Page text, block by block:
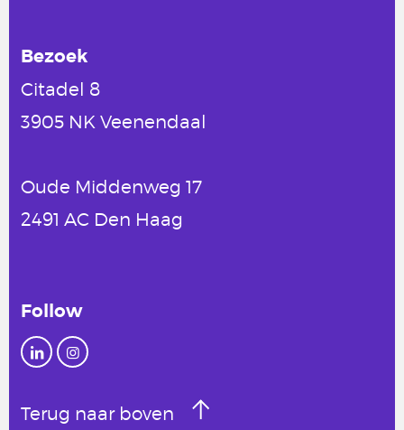
Bezoek
Citadel 8
3905 NK Veenendaal
Oude Middenweg 17
2491 AC Den Haag
Follow
Terug naar boven